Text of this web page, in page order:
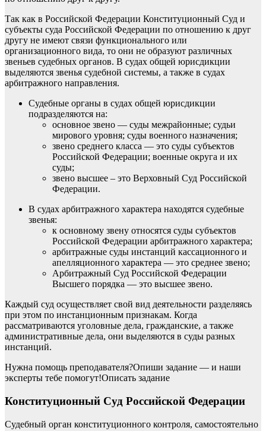
Так как в Российской Федерации Конституционный Суд и
субъекты суда Российской Федерации по отношению к друг
другу не имеют связи функционального или
организационного вида, то они не образуют различных
звеньев судебных органов. В судах общей юрисдикции
выделяются звенья судебной системы, а также в судах
арбитражного направления.
Судебные органы в судах общей юрисдикции
подразделяются на:
основное звено — суды межрайонные; судьи
мирового уровня; суды военного назначения;
звено среднего класса — это суды субъектов
Российской Федерации; военные округа и их
суды;
звено высшее – это Верховный Суд Российской
Федерации.
В судах арбитражного характера находятся судебные
звенья:
к основному звену относятся суды субъектов
Российской Федерации арбитражного характера;
арбитражные суды инстанций кассационного и
апелляционного характера — это среднее звено;
Арбитражный Суд Российской Федерации
Высшего порядка — это высшее звено.
Каждый суд осуществляет свой вид деятельности разделяясь
при этом по инстанционным признакам. Когда
рассматриваются уголовные дела, гражданские, а также
административные дела, они выделяются в суды разных
инстанций.
Нужна помощь преподавателя?Опиши задание — и наши
эксперты тебе помогут!Описать задание
Конституционный Суд Российской Федерации
Судебный орган конституционного контроля, самостоятельно